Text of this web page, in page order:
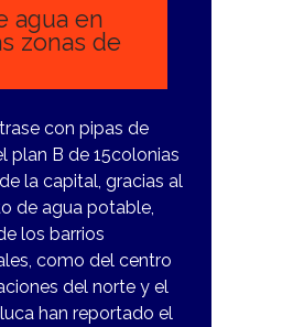
agua en
zonas de
con pipas de
plan B de 15colonias
la capital, gracias al
de agua potable,
los barrios
como del centro
del norte y el
han reportado el